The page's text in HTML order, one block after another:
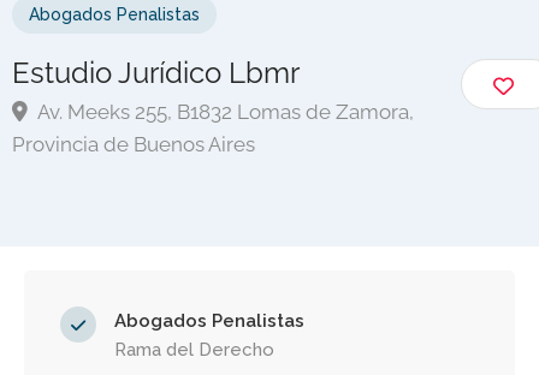
Abogados Penalistas
Estudio Jurídico Lbmr
Av. Meeks 255, B1832 Lomas de Zamora,
Provincia de Buenos Aires
Abogados Penalistas
Rama del Derecho